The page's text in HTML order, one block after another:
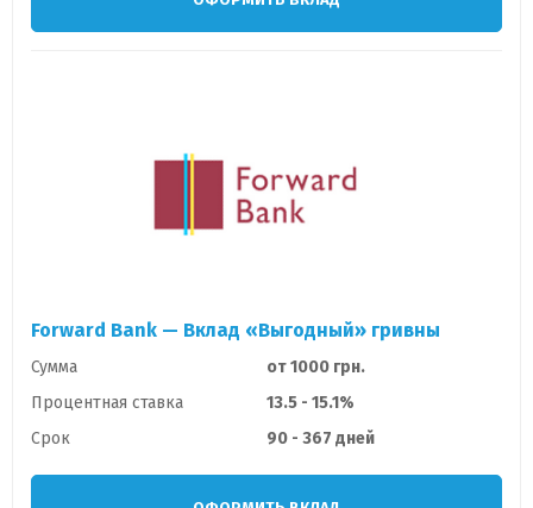
Forward Bank — Вклад «Выгодный» гривны
Сумма
от 1000 грн.
Процентная ставка
13.5 - 15.1%
Срок
90 - 367 дней